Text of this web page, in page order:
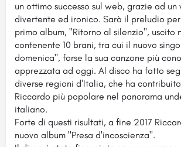
un ottimo successo sul web, grazie ad
divertente ed ironico. Sarà il preludio
primo album, "Ritorno al silenzio", uscito
contenente 10 brani, tra cui il nuovo
domenica", forse la sua canzone più
apprezzata ad oggi. Al disco ha fatto
diverse regioni d'Italia, che ha
Riccardo più popolare nel panorama
italiano.
Forte di questi risultati, a fine 2017
nuovo album "Presa d'incoscienza".